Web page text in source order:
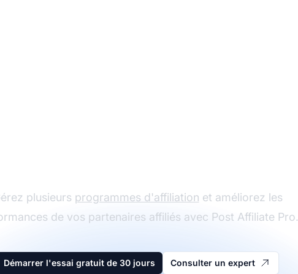
plusieurs programmes d'affiliation et améliorez les
de vos partenaires affiliés avec Post Affiliate Pro.
Démarrer l'essai gratuit de 30 jours Consulter un expert